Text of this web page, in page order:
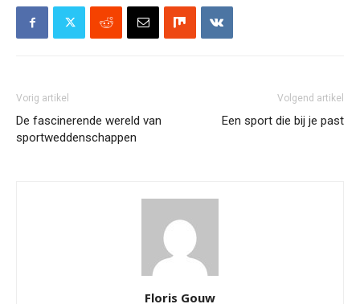
Vorig artikel
De fascinerende wereld van
sportweddenschappen
Volgend artikel
Een sport die bij je past
Floris Gouw